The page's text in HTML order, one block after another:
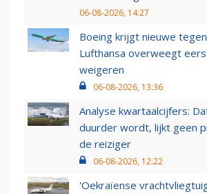
06-08-2026, 14:27
Boeing krijgt nieuwe
Lufthansa overweegt
weigeren
06-08-2026, 13:36
Analyse kwartaalcijfers:
duurder wordt, lijkt geen
de reiziger
06-08-2026, 12:22
'Oekraïense